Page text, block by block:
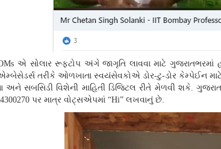
એ સોલાર રૂફટોપ અંગે જાગૃતિ લાવવા માટે ગુજરાતભરમાં
તરીકે ઓળખાતા સ્વયંસેવકોએ ડોર-ટુ-ડોર કેમ્પેઈન
અને સબસિડી વિશેની માહિતી ડિજિટલ રીતે મેળવી શકે.
પર માત્ર વોટ્સએપમાં “Hi” લખવાનું છે.